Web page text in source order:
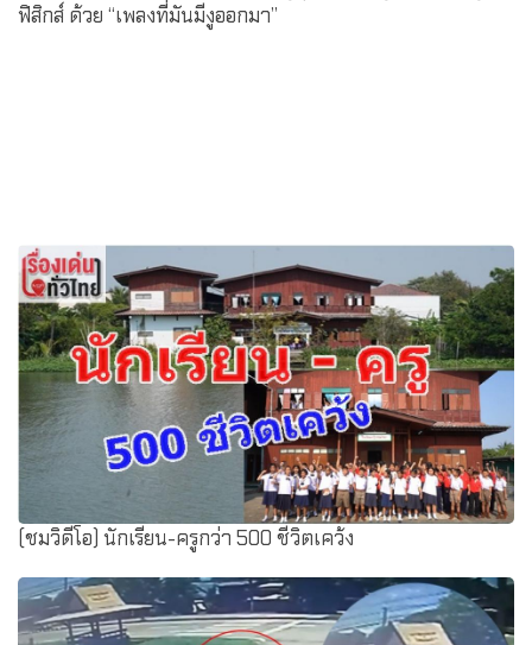
ฟิสิกส์ ด้วย “เพลงที่มันมีงูออกมา”
(ชมวิดีโอ) นักเรียน-ครูกว่า 500 ชีวิตเคว้ง